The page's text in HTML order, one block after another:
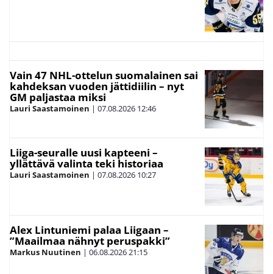
Vain 47 NHL-ottelun suomalainen sai
kahdeksan vuoden jättidiilin – nyt
GM paljastaa miksi
Lauri Saastamoinen | 07.08.2026 12:46
Liiga-seuralle uusi kapteeni –
yllättävä valinta teki historiaa
Lauri Saastamoinen | 07.08.2026 10:27
Alex Lintuniemi palaa Liigaan –
”Maailmaa nähnyt peruspakki”
Markus Nuutinen | 06.08.202621:15